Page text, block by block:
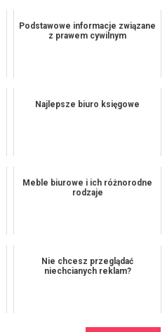
Podstawowe informacje związane
z prawem cywilnym
Najlepsze biuro księgowe
Meble biurowe i ich różnorodne
rodzaje
Nie chcesz przeglądać
niechcianych reklam?